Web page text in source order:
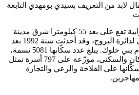
لابد من التعريف بسيدي بومهدي التابعة
سيدي بومهدي جماعة ترابية تقع على بعد 55 كيلومترا شرق مدينة
سطات في النفوذ الترابي لدائرة البروج، وقد أحدثت سنة 1992 بعد
الانفصال عن الجماعة الأم بني خلوك. يبلغ عدد سكّانها 5081 نسمة،
حسب إحصاء 2014 للسكان والسكنى، موزّعة على 797 أسرة تمثل
سكّانها على الفلاحة والرعي والتجارة